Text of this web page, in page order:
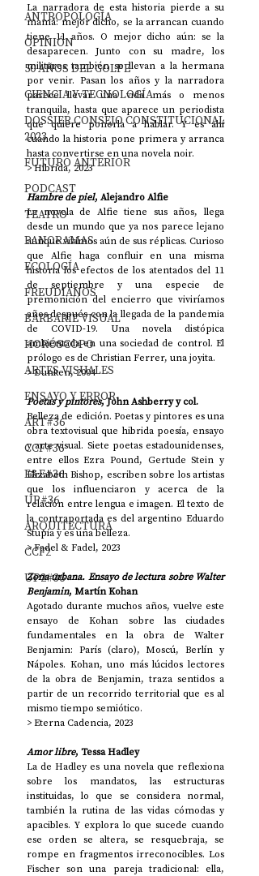
ANTROPOLOGÍA
OPINIÓN
50 AÑOS DEL GOLPE
CIENCIA Y TECNOLOGÍA
DOSSIER CONSEJO CONSTITUCIONAL
2023
FUTURO ANTERIOR
PODCAST
TEATRO
PANORAMAS
ECOLOGÍA
FREUDIANOS
BARBARIE VISUAL
HORÓSCOPO
ARTES VISUALES
ENSAYO Y ERROR
ART#36
CCF#36
E&E#36
UP#36
ARQUITECTURA
CCF2
UP2#36
La narradora de esta historia pierde a su
mamá: mejor dicho, se la arrancan cuando
tiene 11 años. O mejor dicho aún: se la
desaparecen. Junto con su madre, los
militares también se llevan a la hermana
por venir. Pasan los años y la narradora
parece llevar una vida más o menos
tranquila, hasta que aparece un periodista
que quiere ponerla a hablar. Y es ahí
cuando la historia pone primera y arranca
hasta convertirse en una novela noir.
> Híbrida, 2023
Hambre de piel, Alejandro Alfie
La novela de Alfie tiene sus años, llega
desde un mundo que ya nos parece lejano
aunque vivimos aún de sus réplicas. Curioso
que Alfie haga confluir en una misma
historia los efectos de los atentados del 11
de septiembre y una especie de
premonición del encierro que viviríamos
años después con la llegada de la pandemia
de COVID-19. Una novela distópica
ambientada en una sociedad de control. El
prólogo es de Christian Ferrer, una joyita.
> Dunken, 2004
Poetas y pintores, John Ashberry y col.
Belleza de edición. Poetas y pintores es una
obra textovisual que hibrida poesía, ensayo
y arte visual. Siete poetas estadounidenses,
entre ellos Ezra Pound, Gertude Stein y
Elizabeth Bishop, escriben sobre los artistas
que los influenciaron y acerca de la
relación entre lengua e imagen. El texto de
la contraportada es del argentino Eduardo
Stupía y es una belleza.
> Fadel & Fadel, 2023
Zona urbana. Ensayo de lectura sobre Walter
Benjamin, Martín Kohan
Agotado durante muchos años, vuelve este
ensayo de Kohan sobre las ciudades
fundamentales en la obra de Walter
Benjamin: París (claro), Moscú, Berlín y
Nápoles. Kohan, uno más lúcidos lectores
de la obra de Benjamin, traza sentidos a
partir de un recorrido territorial que es al
mismo tiempo semiótico.
> Eterna Cadencia, 2023
Amor libre, Tessa Hadley
La de Hadley es una novela que reflexiona
sobre los mandatos, las estructuras
instituidas, lo que se considera normal,
también la rutina de las vidas cómodas y
apacibles. Y explora lo que sucede cuando
ese orden se altera, se resquebraja, se
rompe en fragmentos irreconocibles. Los
Fischer son una pareja tradicional: ella,